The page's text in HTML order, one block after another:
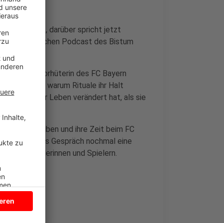
steckt, darüber spricht jetzt
persönlichen Podcast des Bistum
Torhüterin des FC Bayern
umgeht und warum Rituale ihr Halt
wie sich ihr Leben verändert hat, als sie
Glauben und ihre Zeit beim FC
zeigt das Gespräch nochmal eine
den Spielerinnen und Spielern.